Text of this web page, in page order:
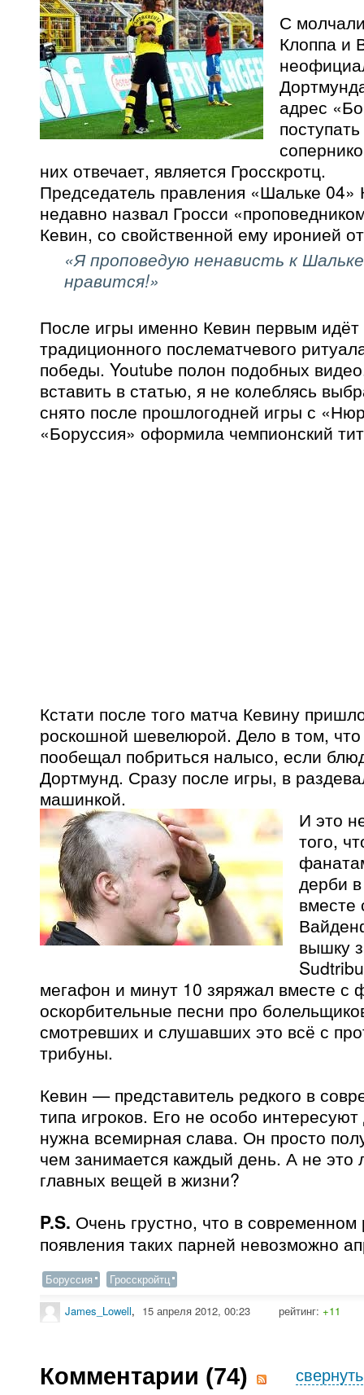
С
Клоппа и
адрес
них отвечает, является Гросскротц.
Председатель правления «Шальке 04»
недавно назвал Гросси
Кевин, со свойственной ему иронией
«Я проповедую ненависть к
нравится!»
После игры именно Кевин первым
традиционного послематчевого
победы. Youtube полон подобных
вставить в статью, я не колеблясь
снято после прошлогодней игры с
«Боруссия» оформила чемпионский
Кстати после того матча Кевину
роскошной шевелюрой. Дело в том,
пообещал побриться налысо, если
Дортмунд. Сразу после игры, в
машинкой.
И это
того,
дерби
вместе
вышку
мегафон и минут 10 зяряжал вместе с
оскорбительные песни про
смотревших и слушавших это всё с
трибуны.
Кевин — представитель редкого в
типа игроков. Его не особо
нужна всемирная слава. Он просто
чем занимается каждый день. А не это
главных вещей в жизни?
P.S. Очень грустно, что в
появления таких парней невозможно
Боруссия Гросскройтц
James_Lowell, 15 апреля 2012, 00:23 рейтинг: +11
Комментарии (74) свернуть